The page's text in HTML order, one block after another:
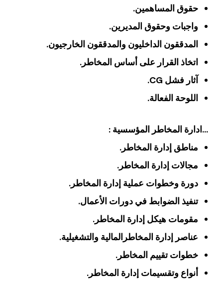
حقوق المساهمين.
واجبات وحقوق المديرين.
المدققون الداخليون والمدققون الخارجيون.
اتخاذ القرار على أساس المخاطر.
آثار فشل CG.
اللوحة الفعالة.
…ادارة المخاطر المؤسسية :
مناطق إدارة المخاطر.
مجالات إدارة المخاطر.
دورة وخطوات عملية إدارة المخاطر.
تنفيذ الضوابط في دورات الأعمال.
مقومات هيكل إدارة المخاطر.
عناصر إدارة المخاطرالمالية والتشغيلية.
خطوات تقييم المخاطر.
أنواع وتقسيمات إدارة المخاطر.